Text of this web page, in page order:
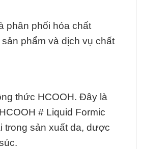
phân phối hóa chất
phẩm và dịch vụ chất
thức HCOOH. Đây là
# Liquid Formic
trong sản xuất da, dược